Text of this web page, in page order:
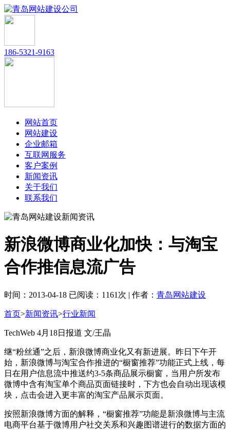
186-5321-9163
网站首页
网站建设
企业邮箱
互联网服务
客户案例
新闻资讯
关于我们
联系我们
新浪微博商业化加快：与淘宝
合作推信息流广告
时间：2013-04-18 已阅读：1161次 | 作者： 青岛网站建设
首页>新闻资讯>行业新闻
TechWeb 4月18日报道 文/王晶
继“粉丝通”之后，新浪微博商业化又有新进展。昨日下午开
始，新浪微博与淘宝合作推进的“橱窗推荐”功能正式上线，每
日在用户信息流中推送约3-5条商品展示橱窗，当用户所发布
微博中含有淘宝单个商品页面链接时，下方也会自动出现该模
块，点击会进入更丰富的淘宝产品展示页面。
按照新浪微博方面的解释，“橱窗推荐”功能是新浪微博与主流
电商平台基于微博用户社交关系和兴趣图谱进行的数据方面的